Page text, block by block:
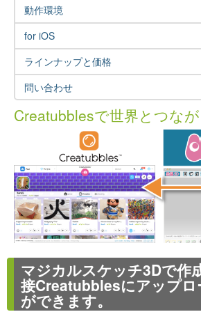
動作環境
for iOS
ラインナップと価格
問い合わせ
Creatubblesで世界とつな
マジカルスケッチ3Dで作
接Creatubblesにアップロ
ができます。